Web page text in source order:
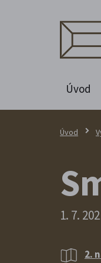
Úvod
Úvod
1. 7.
2.